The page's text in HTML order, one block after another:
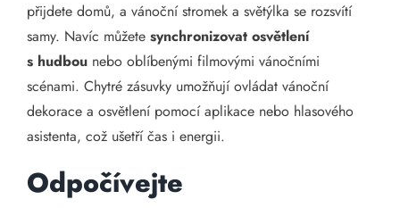
přijdete domů, a vánoční stromek a světýlka se rozsvítí
samy. Navíc můžete synchronizovat osvětlení
s hudbou nebo oblíbenými filmovými vánočními
scénami. Chytré zásuvky umožňují ovládat vánoční
dekorace a osvětlení pomocí aplikace nebo hlasového
asistenta, což ušetří čas i energii.
Odpočívejte